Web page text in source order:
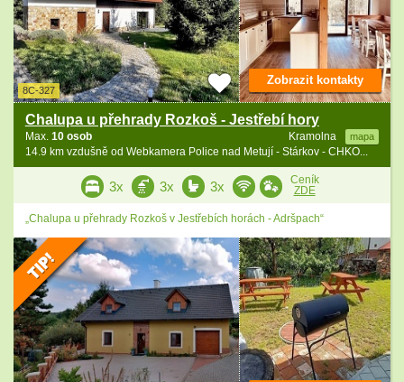
8C-327
Chalupa u přehrady Rozkoš - Jestřebí hory
Kramolna mapa
Max. 10 osob
14.9 km vzdušně od Webkamera Police nad Metují - Stárkov - CHKO...
Zobrazit kontakty
3x 3x 3x
Ceník
ZDE
„Chalupa u přehrady Rozkoš v Jestřebích horách - Adršpach“